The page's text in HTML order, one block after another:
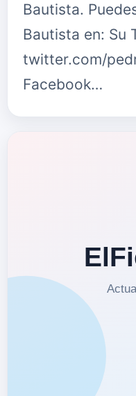
Bautista.
Bautista en: Su
twitter.com/
Facebook